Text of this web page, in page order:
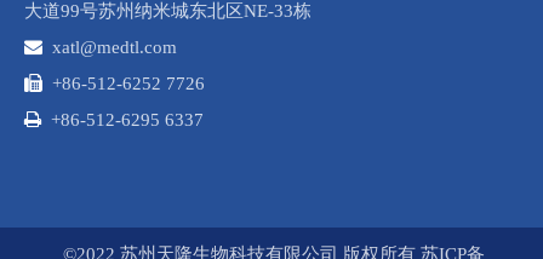
大道99号苏州纳米城东北区NE-33栋
 xatl@medtl.com
 +86-512-6252 7726
 +86-512-6295 6337
©2022 苏州天隆生物科技有限公司 版权所有 苏ICP备